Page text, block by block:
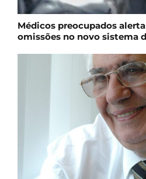
Médicos preocupados
omissões no novo sistema